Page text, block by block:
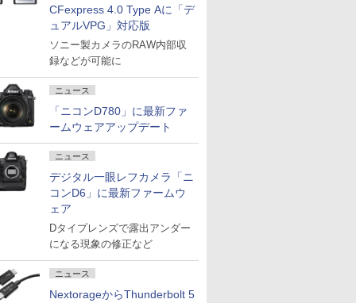
CFexpress 4.0 Type Aに「デ
ュアルVPG」対応版
ソニー製カメラのRAW内部収
録などが可能に
ニュース
「ニコンD780」に最新ファ
ームウェアアップデート
ニュース
デジタル一眼レフカメラ「ニ
コンD6」に最新ファームウ
ェア
Dタイプレンズで露出アンダー
になる現象の修正など
ニュース
NextorageからThunderbolt 5